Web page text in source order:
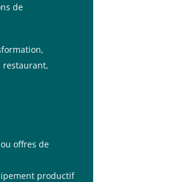
de
restaurant,
offres de
productif